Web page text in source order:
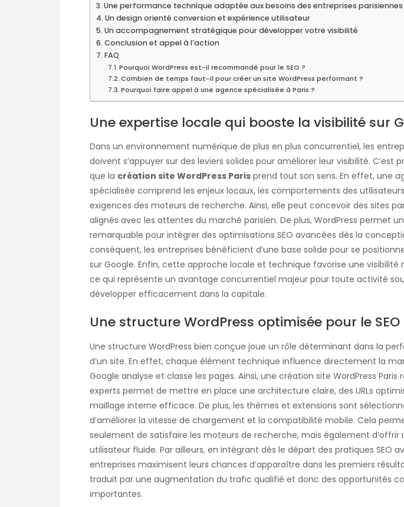
Une performance technique adaptée aux besoins des entreprises parisiennes
Un design orienté conversion et expérience utilisateur
Un accompagnement stratégique pour développer votre visibilité
Conclusion et appel à l’action
FAQ
Pourquoi WordPress est-il recommandé pour le SEO ?
Combien de temps faut-il pour créer un site WordPress performant ?
Pourquoi faire appel à une agence spécialisée à Paris ?
Une expertise locale qui booste la visibilité sur
Dans un environnement numérique de plus en plus concurrentiel, les
doivent s’appuyer sur des leviers solides pour améliorer leur visibilité. C’est
que la création site WordPress Paris prend tout son sens. En effet, une
spécialisée comprend les enjeux locaux, les comportements des
exigences des moteurs de recherche. Ainsi, elle peut concevoir des sites
alignés avec les attentes du marché parisien. De plus, WordPress permet
remarquable pour intégrer des optimisations SEO avancées dès la
conséquent, les entreprises bénéficient d’une base solide pour se
sur Google. Enfin, cette approche locale et technique favorise une visibilité
ce qui représente un avantage concurrentiel majeur pour toute activité
développer efficacement dans la capitale.
Une structure WordPress optimisée pour le SEO
Une structure WordPress bien conçue joue un rôle déterminant dans la
d’un site. En effet, chaque élément technique influence directement la
Google analyse et classe les pages. Ainsi, une création site WordPress Paris
experts permet de mettre en place une architecture claire, des URLs
maillage interne efficace. De plus, les thèmes et extensions sont
d’améliorer la vitesse de chargement et la compatibilité mobile. Cela
seulement de satisfaire les moteurs de recherche, mais également d’offrir
utilisateur fluide. Par ailleurs, en intégrant dès le départ des pratiques SEO
entreprises maximisent leurs chances d’apparaître dans les premiers
traduit par une augmentation du trafic qualifié et donc des opportunités
importantes.